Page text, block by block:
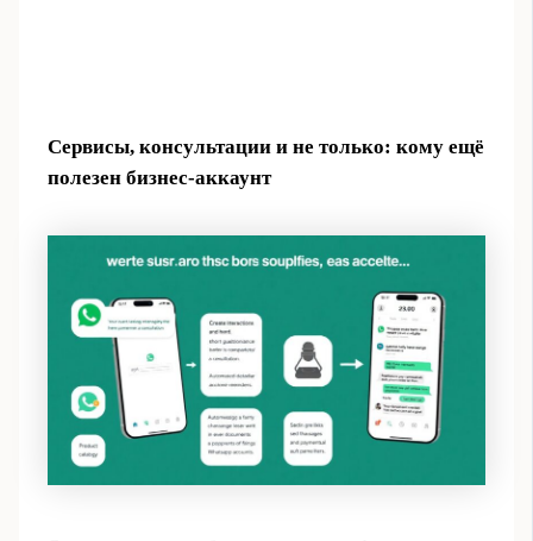
Сервисы, консультации и не только: кому ещё
полезен бизнес‑аккаунт